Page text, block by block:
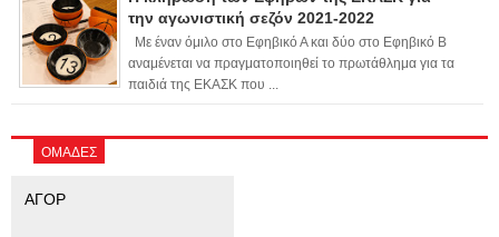
την αγωνιστική σεζόν 2021-2022
Με έναν όμιλο στο Εφηβικό Α και δύο στο Εφηβικό Β
αναμένεται να πραγματοποιηθεί το πρωτάθλημα για τα
παιδιά της ΕΚΑΣΚ που ...
ΟΜΑΔΕΣ
ΑΓΟΡ